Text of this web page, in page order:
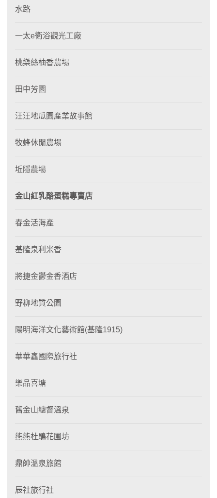
水路
一太e衛浴觀光工廠
桃樂絲柚香農場
田中芳園
汪汪地瓜園產業故事館
牧蜂休閒農場
坵隱農場
金山紅乳酪蛋糕專賣店
春金活海產
基隆泉利米香
將捷金鬱金香酒店
野柳地質公園
陽明海洋文化藝術館(基隆1915)
華華鑫國際旅行社
樂品喜塘
舊金山總督溫泉
熊熊杜鵑花圃坊
鼎帥溫泉旅館
辰社旅行社